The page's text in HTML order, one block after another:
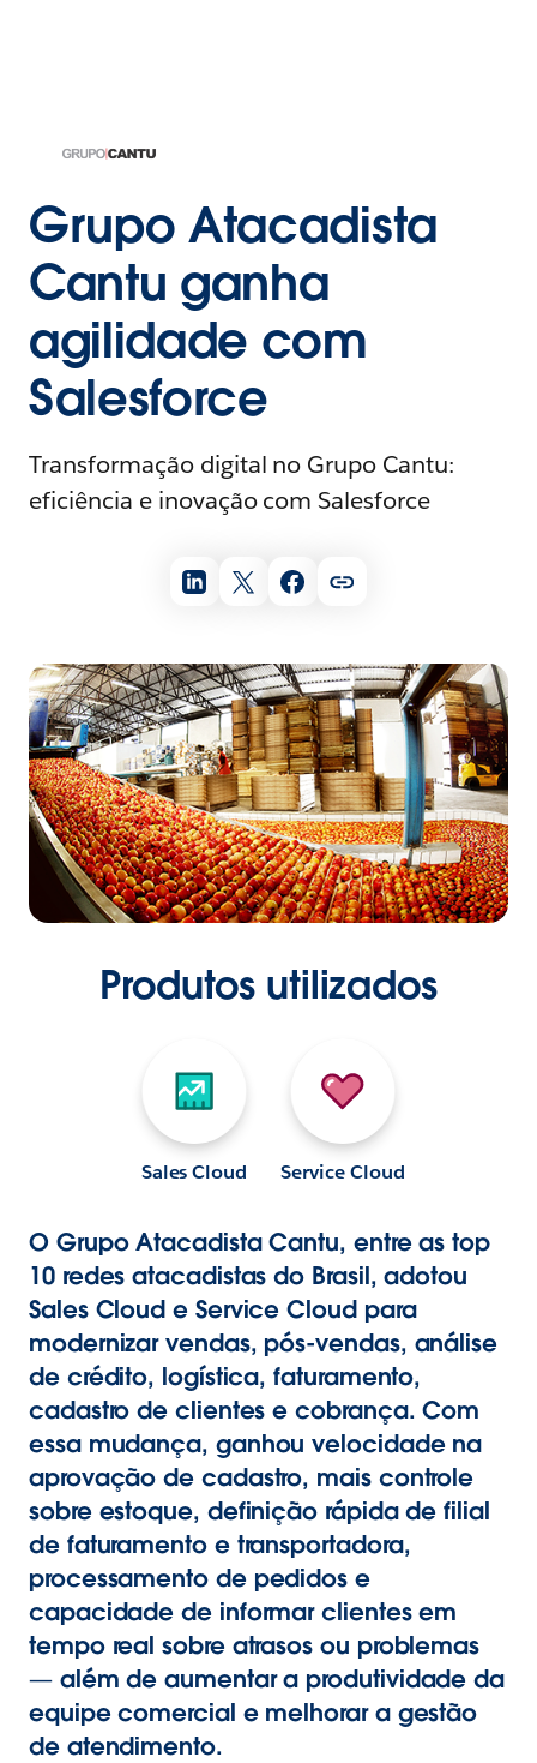
Grupo Atacadista
Cantu ganha
agilidade com
Salesforce
Transformação digital no Grupo Cantu:
eficiência e inovação com Salesforce
Produtos utilizados
Sales Cloud Service Cloud
O Grupo Atacadista Cantu, entre as top
10 redes atacadistas do Brasil, adotou
Sales Cloud e Service Cloud para
modernizar vendas, pós-vendas, análise
de crédito, logística, faturamento,
cadastro de clientes e cobrança. Com
essa mudança, ganhou velocidade na
aprovação de cadastro, mais controle
sobre estoque, definição rápida de filial
de faturamento e transportadora,
processamento de pedidos e
capacidade de informar clientes em
tempo real sobre atrasos ou problemas
— além de aumentar a produtividade da
equipe comercial e melhorar a gestão
de atendimento.